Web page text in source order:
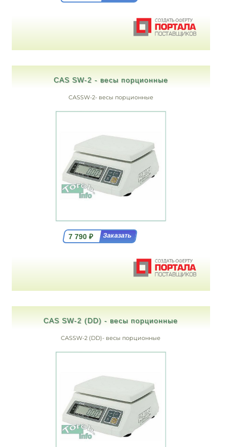
CAS SW-2 - весы порционные
CASSW-2- весы порционные
7 790₽
CAS SW-2 (DD) - весы порционные
CASSW-2 (DD)- весы порционные